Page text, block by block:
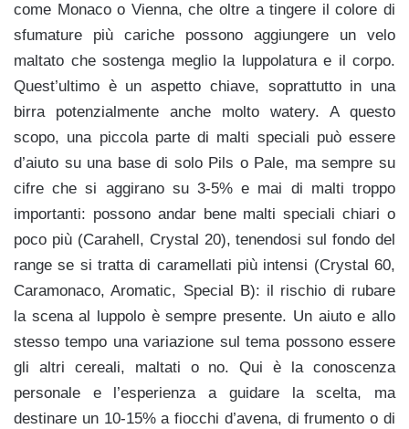
come Monaco o Vienna, che oltre a tingere il colore di
sfumature più cariche possono aggiungere un velo
maltato che sostenga meglio la luppolatura e il corpo.
Quest’ultimo è un aspetto chiave, soprattutto in una
birra potenzialmente anche molto watery. A questo
scopo, una piccola parte di malti speciali può essere
d’aiuto su una base di solo Pils o Pale, ma sempre su
cifre che si aggirano su 3-5% e mai di malti troppo
importanti: possono andar bene malti speciali chiari o
poco più (Carahell, Crystal 20), tenendosi sul fondo del
range se si tratta di caramellati più intensi (Crystal 60,
Caramonaco, Aromatic, Special B): il rischio di rubare
la scena al luppolo è sempre presente. Un aiuto e allo
stesso tempo una variazione sul tema possono essere
gli altri cereali, maltati o no. Qui è la conoscenza
personale e l’esperienza a guidare la scelta, ma
destinare un 10-15% a fiocchi d’avena, di frumento o di